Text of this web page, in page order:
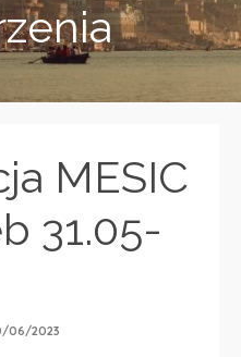
MESIC
31.05-
06/2023